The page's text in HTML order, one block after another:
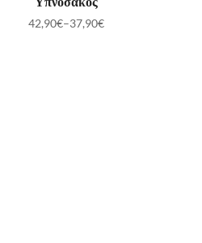
37,90€
–
42,90€